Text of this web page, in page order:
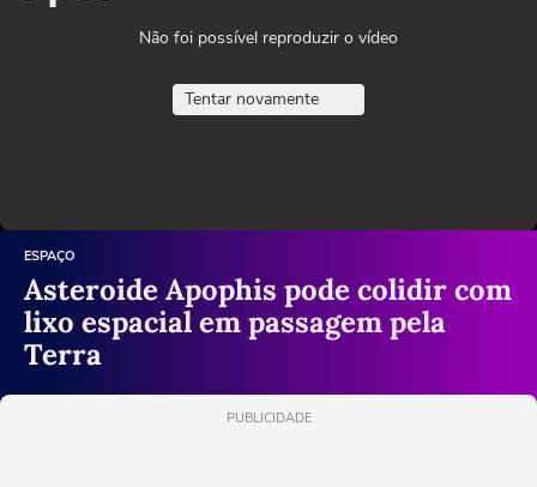
Não foi possível reproduzir o vídeo
Tentar novamente
ESPAÇO
Asteroide Apophis pode colidir com
lixo espacial em passagem pela
Terra
PUBLICIDADE